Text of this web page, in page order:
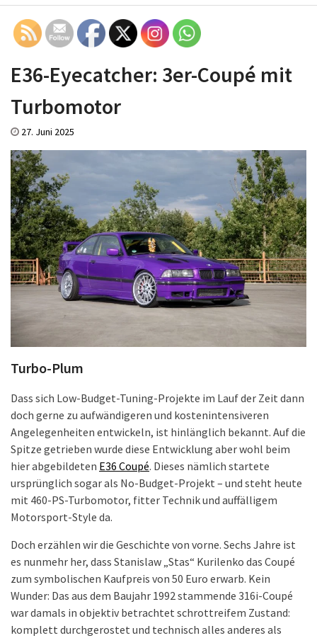
E36-Eyecatcher: 3er-Coupé mit
Turbomotor
27. Juni 2025
Turbo-Plum
Dass sich Low-Budget-Tuning-Projekte im Lauf der Zeit dann
doch gerne zu aufwändigeren und kostenintensiveren
Angelegenheiten entwickeln, ist hinlänglich bekannt. Auf die
Spitze getrieben wurde diese Entwicklung aber wohl beim
hier abgebildeten E36 Coupé. Dieses nämlich startete
ursprünglich sogar als No-Budget-Projekt – und steht heute
mit 460-PS-Turbomotor, fitter Technik und auffälligem
Motorsport-Style da.
Doch erzählen wir die Geschichte von vorne. Sechs Jahre ist
es nunmehr her, dass Stanislaw „Stas“ Kurilenko das Coupé
zum symbolischen Kaufpreis von 50 Euro erwarb. Kein
Wunder: Das aus dem Baujahr 1992 stammende 316i-Coupé
war damals in objektiv betrachtet schrottreifem Zustand:
komplett durchgerostet und technisch alles anderes als